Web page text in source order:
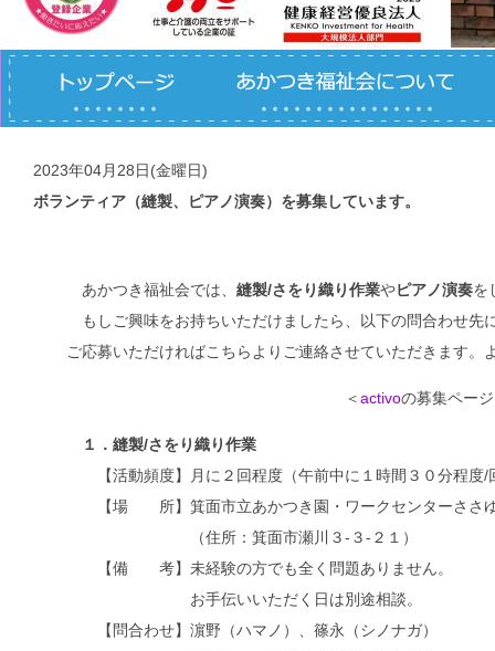
コンテンツへスキップ
2023年04月28日(金曜日)
ボランティア（縫製、ピアノ演奏）を募集しています。
あかつき福祉会では、 縫製/さをり織り作業やピアノ演奏を
もしご興味をお持ちいただけましたら、以下の問合わせ先
ご応募いただければこちらよりご連絡させていただきます。
＜activoの募集ペー
１．縫製/さをり織り作業
【活動頻度】月に２回程度（午前中に１時間３０分程度/
【場 所】箕面市立あかつき園・ワークセンターささ
（住所：箕面市瀬川３-３-２１）
【備 考】未経験の方でも全く問題ありません。
お手伝いいただく日は別途相談。
【問合わせ】濵野（ハマノ）、篠永（シノナガ）